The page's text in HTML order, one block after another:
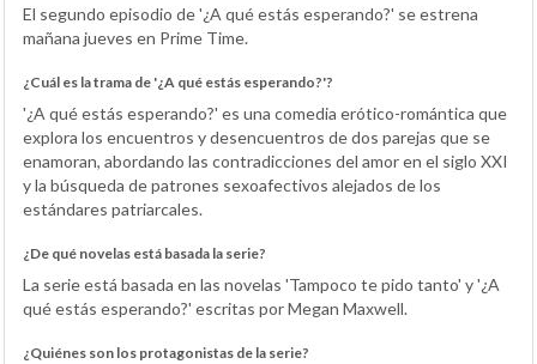
El segundo episodio de '¿A qué estás esperando?' se estrena
mañana jueves en Prime Time.
¿Cuál es la trama de '¿A qué estás esperando?'?
'¿A qué estás esperando?' es una comedia erótico-romántica que
explora los encuentros y desencuentros de dos parejas que se
enamoran, abordando las contradicciones del amor en el siglo XXI
y la búsqueda de patrones sexoafectivos alejados de los
estándares patriarcales.
¿De qué novelas está basada la serie?
La serie está basada en las novelas 'Tampoco te pido tanto' y '¿A
qué estás esperando?' escritas por Megan Maxwell.
¿Quiénes son los protagonistas de la serie?